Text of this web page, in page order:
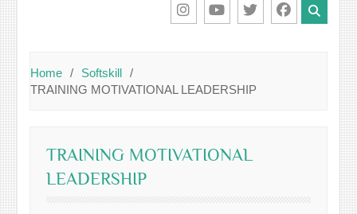
Home
Softskill
TRAINING MOTIVATIONAL LEADERSHIP
TRAINING MOTIVATIONAL
LEADERSHIP